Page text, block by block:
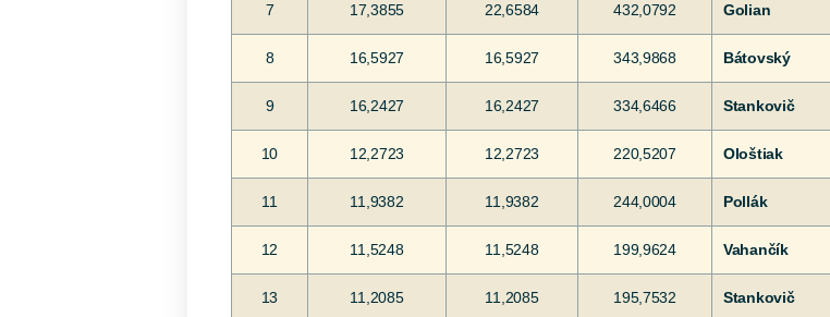
7 17,3855 22,6584 432,0792 Golian
8 16,5927 16,5927 343,9868 Bátovský
9 16,2427 16,2427 334,6466 Stankovič
10 12,2723 12,2723 220,5207 Ološtiak
11 11,9382 11,9382 244,0004 Pollák
12 11,5248 11,5248 199,9624 Vahančík
13 11,2085 11,2085 195,7532 Stankovič